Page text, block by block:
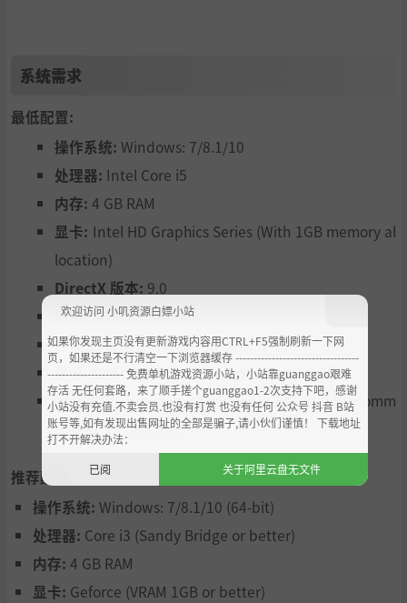
系统需求
最低配置:
操作系统: Windows: 7/8.1/10
处理器: Intel Core i5
内存: 4 GB RAM
显卡: Intel HD Graphics Series (With 1GB memory al
location)
DirectX 版本: 9.0
网络:宽带互联网连接
存储空间:需要 15 GB 可用空间
声卡:Direct Sound compatible sound device.
附注事项:Minimum resolution: 1280x720 (Recomm
ended: 1920x1080)
推荐配置:
操作系统: Windows: 7/8.1/10 (64-bit)
处理器: Core i3 (Sandy Bridge or better)
内存: 4 GB RAM
显卡: Geforce (VRAM 1GB or better)
欢迎访问 小叽资源白嫖小站
如果你发现主页没有更新游戏内容用CTRL+F5强制刷新一下网
页，如果还是不行清空一下浏览器缓存 ----------------------------------
--------------------- 免费单机游戏资源小站，小站靠guanggao艰难
存活 无任何套路，来了顺手搓个guanggao1-2次支持下吧，感谢
小站没有充值.不卖会员.也没有打赏 也没有任何 公众号 抖音 B站
账号等,如有发现出售网址的全部是骗子,请小伙们谨慎！ 下载地址
打不开解决办法：
已阅
关于阿里云盘无文件